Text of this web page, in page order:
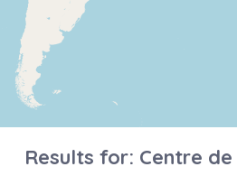
Results for: Centre